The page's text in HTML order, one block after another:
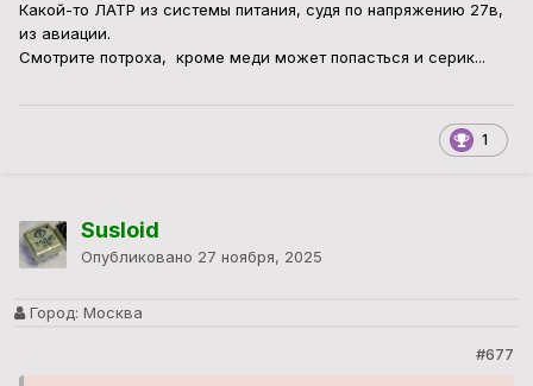
Какой-то ЛАТР из системы питания, судя по напряжению 27в,
из авиации.
Смотрите потроха, кроме меди может попасться и серик...
1
Susloid
Опубликовано 27 ноября, 2025
Город: Москва
#677